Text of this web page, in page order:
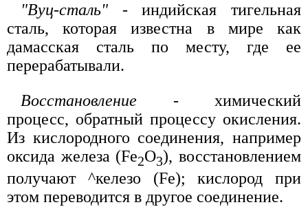
"Вуц-сталь" - индийская тигельная
сталь, которая известна в мире как
дамасская сталь по месту, где ее
перерабатывали.
Восстановление - химический
процесс, обратный процессу окисления.
Из кислородного соединения, например
оксида железа (Fe2O3), восстановлением
получают ^келезо (Fe); кислород при
этом переводится в другое соединение.